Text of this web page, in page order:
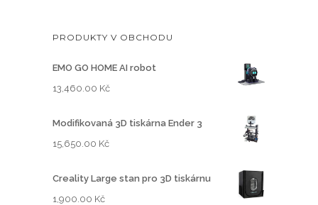
PRODUKTY V OBCHODU
EMO GO HOME AI robot
13,460.00 Kč
Modifikovaná 3D tiskárna Ender 3
15,650.00 Kč
Creality Large stan pro 3D tiskárnu
1,900.00 Kč